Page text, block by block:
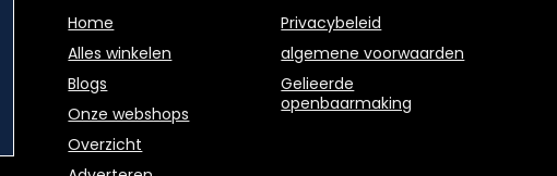
Home
Alles winkelen
Blogs
Onze webshops
Overzicht
Privacybeleid
algemene voorwaarden
Gelieerde
openbaarmaking